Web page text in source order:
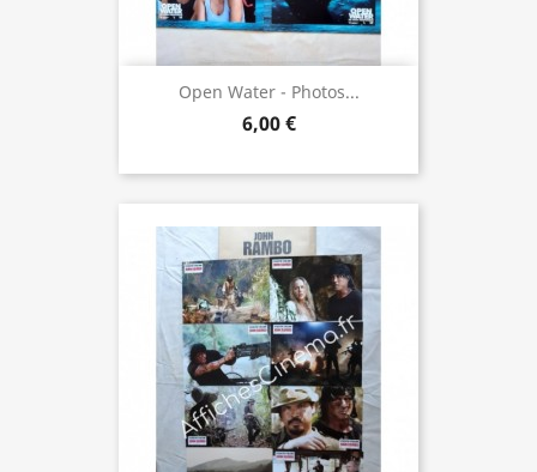
Open Water - Photos...
6,00 €